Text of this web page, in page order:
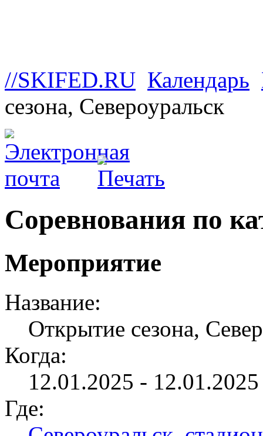
//SKIFED.RU Календарь
сезона, Североуральск
Соревнования по
Мероприятие
Название:
Открытие сезона,
Когда:
12.01.2025 -
Где: